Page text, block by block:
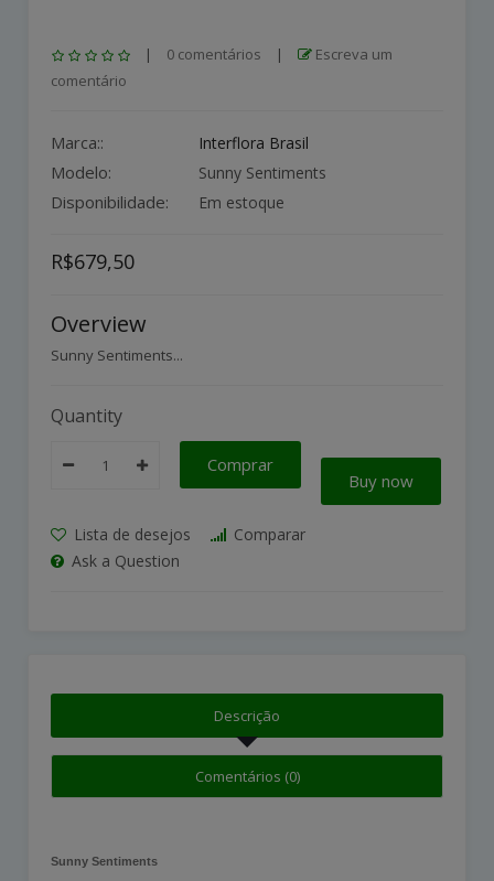
| 0 comentários |
Escreva um
comentário
Marca:: Interflora Brasil
Modelo: Sunny Sentiments
Disponibilidade: Em estoque
R$679,50
Overview
Sunny Sentiments...
Quantity
Comprar
Buy now
Lista de desejos
Comparar
Ask a Question
Descrição
Comentários (0)
Sunny Sentiments